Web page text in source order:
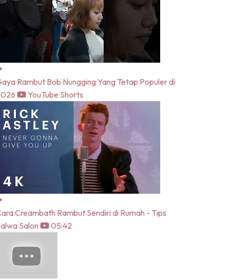
Rambut Bob Nungging Yang Tetap Populer di
YouTube Shorts
Creambath Rambut Sendiri di Rumah - Tips
Salon
05:42